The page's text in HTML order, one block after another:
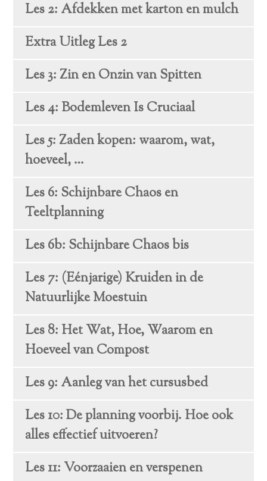
Les 2: Afdekken met karton en mulch
Extra Uitleg Les 2
Les 3: Zin en Onzin van Spitten
Les 4: Bodemleven Is Cruciaal
Les 5: Zaden kopen: waarom, wat,
hoeveel, …
Les 6: Schijnbare Chaos en
Teeltplanning
Les 6b: Schijnbare Chaos bis
Les 7: (Eénjarige) Kruiden in de
Natuurlijke Moestuin
Les 8: Het Wat, Hoe, Waarom en
Hoeveel van Compost
Les 9: Aanleg van het cursusbed
Les 10: De planning voorbij. Hoe ook
alles effectief uitvoeren?
Les 11: Voorzaaien en verspenen